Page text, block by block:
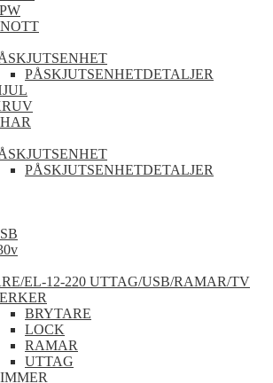
PÅSKJUTSENHETDETALJER
PÅSKJUTSENHETDETALJER
EL-12-220 UTTAG/USB/RAMAR/TV
BRYTARE
LOCK
RAMAR
UTTAG